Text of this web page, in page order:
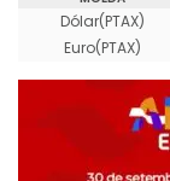
Dólar(PTAX)
Euro(PTAX)